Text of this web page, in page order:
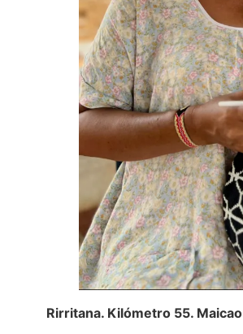
Rirritana. Kilómetro 55. Maicao